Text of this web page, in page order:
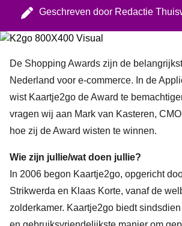
Geschreven door Redactie
De Shopping Awards zijn de
Nederland voor e-commerce. In de
wist Kaartje2go de Award te
vragen wij aan Mark van Kasteren,
hoe zij de Award wisten te winnen.
Wie zijn jullie/wat doen jullie?
In 2006 begon Kaartje2go, opgericht
Strikwerda en Klaas Korte, vanaf de
zolderkamer. Kaartje2go biedt